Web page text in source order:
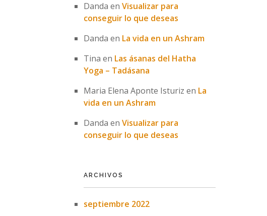
Danda en Visualizar para
conseguir lo que deseas
Danda en La vida en un Ashram
Tina en Las ásanas del Hatha
Yoga – Tadásana
Maria Elena Aponte Isturiz en La
vida en un Ashram
Danda en Visualizar para
conseguir lo que deseas
ARCHIVOS
septiembre 2022